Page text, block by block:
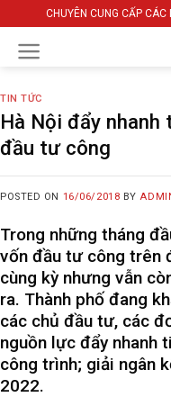
to
content
CHUYÊN CUNG CẤP
TIN TỨC
Hà Nội đẩy
đầu tư công
POSTED ON 16/06/2018 BY
Trong những tháng
vốn đầu tư công trên
cùng kỳ nhưng vẫn
ra. Thành phố đang
các chủ đầu tư, các
nguồn lực đẩy nhanh
công trình; giải ngân
2022.